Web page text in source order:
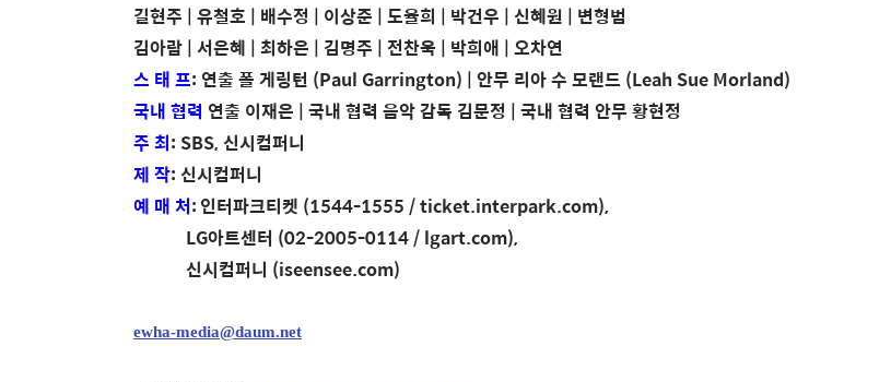
길현주 | 유철호 | 배수정 | 이상준 | 도율희 | 박건우 | 신혜원 | 변형범
김아람 | 서은혜 | 최하은 | 김명주 | 전찬욱 | 박희애 | 오차연
스 태 프: 연출 폴 게링턴 (Paul Garrington) | 안무 리아 수 모랜드 (Leah Sue Morland)
국내 협력 연출 이재은 | 국내 협력 음악 감독 김문정 | 국내 협력 안무 황현정
주 최: SBS, 신시컴퍼니
제 작: 신시컴퍼니
예 매 처: 인터파크티켓 (1544-1555 / ticket.interpark.com),
LG아트센터 (02-2005-0114 / lgart.com),
신시컴퍼니 (iseensee.com)
ewha-media@daum.net